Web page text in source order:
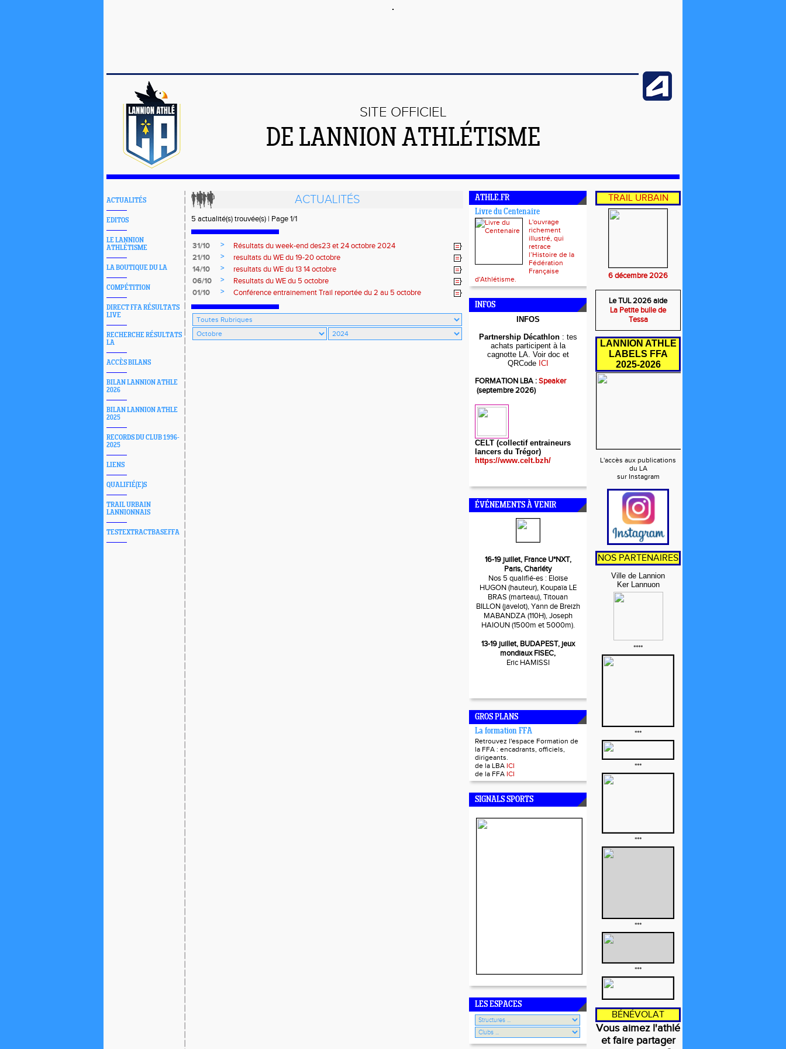
SITE OFFICIEL
DE LANNION ATHLÉTISME
ACTUALITÉS
EDITOS
LE LANNION
ATHLÉTISME
LA BOUTIQUE DU LA
COMPÉTITION
DIRECT FFA RÉSULTATS
LIVE
RECHERCHE RÉSULTATS
LA
ACCÈS BILANS
BILAN LANNION ATHLE
2026
BILAN LANNION ATHLE
2025
RECORDS DU CLUB 1996-
2025
LIENS
QUALIFIÉ(E)S
TRAIL URBAIN
LANNIONNAIS
TESTEXTRACTBASEFFA
ACTUALITÉS
5 actualité(s) trouvée(s) | Page 1/1
31/10 >
Résultats du week-end des23 et 24 octobre 2024
21/10
>
resultats du WE du 19-20 octobre
14/10
>
resultats du WE du 13 14 octobre
06/10
>
Resultats du WE du 5 octobre
01/10
> Conférence entrainement Trail reportée du 2 au 5 octobre
ATHLE.FR
Livre du Centenaire
L'ouvrage
richement
illustré, qui
retrace
l’Histoire de la
Fédération
Française
d'Athlétisme.
INFOS
INFOS
Partnership Décathlon : tes
achats participent à la
cagnotte LA. Voir doc et
QRCode ICI
FORMATION LBA :Speaker
(septembre 2026)
CELT (collectif entraineurs
lancers du Trégor)
https://www.celt.bzh/
ÉVÉNEMENTS À VENIR
16-19 juillet, France U*NXT,
Paris, Charléty
Nos 5 qualifié-es : Eloïse
HUGON (hauteur), Koupaïa LE
BRAS (marteau), Titouan
BILLON (javelot), Yann de Breizh
MABANDZA (110H), Joseph
HAIOUN (1500m et 5000m).
13-19 juillet, BUDAPEST, jeux
mondiaux FISEC,
Eric HAMISSI
GROS PLANS
La formation FFA
Retrouvez l'espace Formation de
la FFA : encadrants, officiels,
dirigeants.
de la LBA ICI
de la FFA ICI
SIGNALS SPORTS
LES ESPACES
TRAIL URBAIN
6 décembre 2026
Le TUL 2026 aide
La Petite bulle de
Tessa
LANNION ATHLE
LABELS FFA
2025-2026
L'accès aux publications
du LA
sur Instagram
NOS PARTENAIRES
Ville de Lannion
Ker Lannuon
****
***
***
***
***
***
BÉNÉVOLAT
Vous aimez l'athlé
et faire partager